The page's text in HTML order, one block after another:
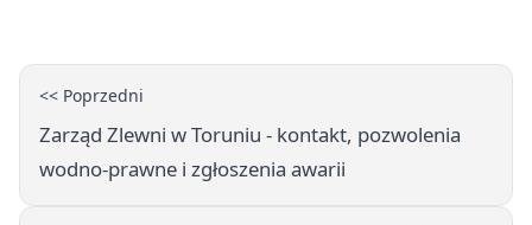
<< Poprzedni
Zarząd Zlewni w Toruniu - kontakt, pozwolenia
wodno-prawne i zgłoszenia awarii